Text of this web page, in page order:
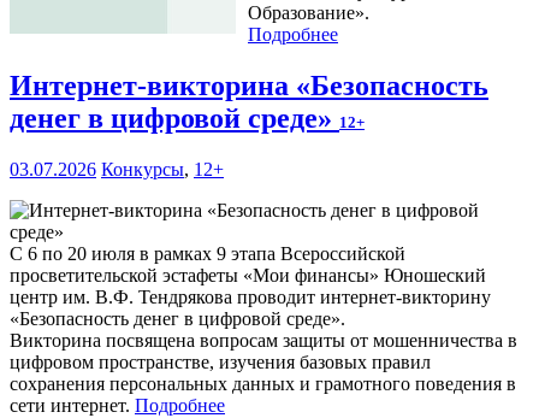
Образование».
Подробнее
Интернет-викторина «Безопасность
денег в цифровой среде» 12+
03.07.2026 Конкурсы, 12+
С 6 по 20 июля в рамках 9 этапа Всероссийской
просветительской эстафеты «Мои финансы» Юношеский
центр им. В.Ф. Тендрякова проводит интернет-викторину
«Безопасность денег в цифровой среде».
Викторина посвящена вопросам защиты от мошенничества в
цифровом пространстве, изучения базовых правил
сохранения персональных данных и грамотного поведения в
сети интернет. Подробнее